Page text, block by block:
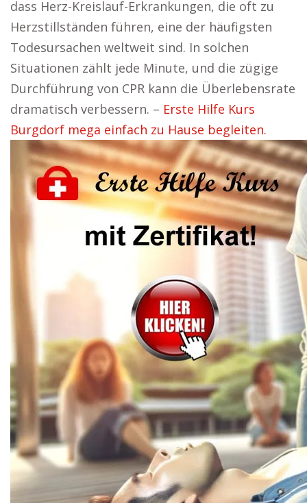
dass Herz-Kreislauf-Erkrankungen, die oft zu
Herzstillständen führen, eine der häufigsten
Todesursachen weltweit sind. In solchen
Situationen zählt jede Minute, und die zügige
Durchführung von CPR kann die Überlebensrate
dramatisch verbessern. – Erste Hilfe Kurs
Burgdorf mega einfach zu Hause begleiten.